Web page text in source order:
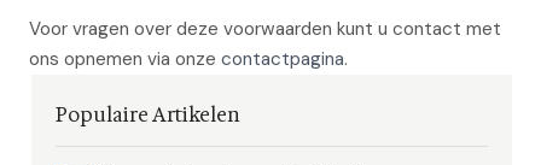
Voor vragen over deze voorwaarden kunt u contact met
ons opnemen via onze contactpagina.
Populaire Artikelen